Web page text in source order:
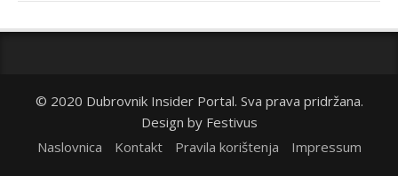
© 2020 Dubrovnik Insider Portal. Sva prava pridržana.
Design by Festivus
Naslovnica
Kontakt Pravila korištenja Impressum